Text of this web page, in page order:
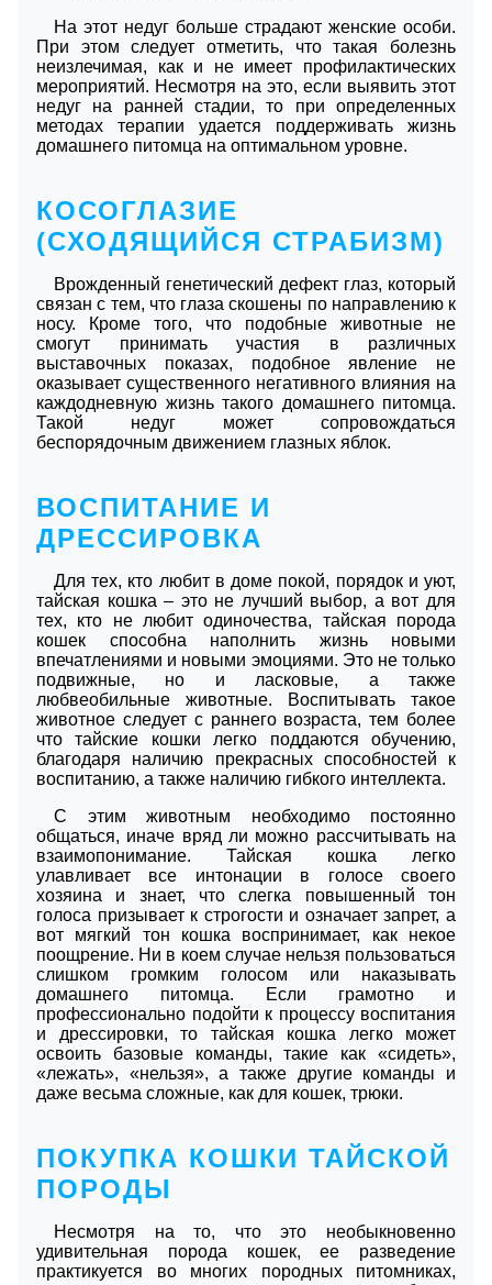
На этот недуг больше страдают женские особи.
При этом следует отметить, что такая болезнь
неизлечимая, как и не имеет профилактических
мероприятий. Несмотря на это, если выявить этот
недуг на ранней стадии, то при определенных
методах терапии удается поддерживать жизнь
домашнего питомца на оптимальном уровне.
КОСОГЛАЗИЕ
(СХОДЯЩИЙСЯ СТРАБИЗМ)
Врожденный генетический дефект глаз, который
связан с тем, что глаза скошены по направлению к
носу. Кроме того, что подобные животные не
смогут принимать участия в различных
выставочных показах, подобное явление не
оказывает существенного негативного влияния на
каждодневную жизнь такого домашнего питомца.
Такой недуг может сопровождаться
беспорядочным движением глазных яблок.
ВОСПИТАНИЕ И
ДРЕССИРОВКА
Для тех, кто любит в доме покой, порядок и уют,
тайская кошка – это не лучший выбор, а вот для
тех, кто не любит одиночества, тайская порода
кошек способна наполнить жизнь новыми
впечатлениями и новыми эмоциями. Это не только
подвижные, но и ласковые, а также
любвеобильные животные. Воспитывать такое
животное следует с раннего возраста, тем более
что тайские кошки легко поддаются обучению,
благодаря наличию прекрасных способностей к
воспитанию, а также наличию гибкого интеллекта.
С этим животным необходимо постоянно
общаться, иначе вряд ли можно рассчитывать на
взаимопонимание. Тайская кошка легко
улавливает все интонации в голосе своего
хозяина и знает, что слегка повышенный тон
голоса призывает к строгости и означает запрет, а
вот мягкий тон кошка воспринимает, как некое
поощрение. Ни в коем случае нельзя пользоваться
слишком громким голосом или наказывать
домашнего питомца. Если грамотно и
профессионально подойти к процессу воспитания
и дрессировки, то тайская кошка легко может
освоить базовые команды, такие как «сидеть»,
«лежать», «нельзя», а также другие команды и
даже весьма сложные, как для кошек, трюки.
ПОКУПКА КОШКИ ТАЙСКОЙ
ПОРОДЫ
Несмотря на то, что это необыкновенно
удивительная порода кошек, ее разведение
практикуется во многих породных питомниках,